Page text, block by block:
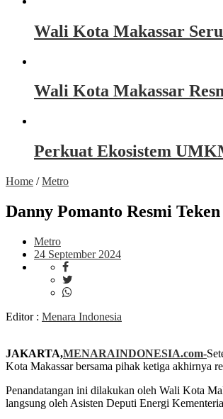
Wali Kota Makassar
Wali Kota Makassar
Perkuat Ekosistem
Home /Metro
Danny Pomanto Resmi
Metro
24 September 2024
Editor : Menara Indonesia
JAKARTA,MENARAINDONESIA.com-
Kota Makassar bersama pihak ketiga akhirnya
Penandatangan ini dilakukan oleh Wali Kota
langsung oleh Asisten Deputi Energi